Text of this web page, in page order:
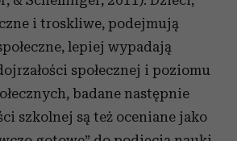
i troskliwe, podejmują
lepiej wypadają
społecznej i poziomu
badane następnie
szkolnej są też oceniane jako